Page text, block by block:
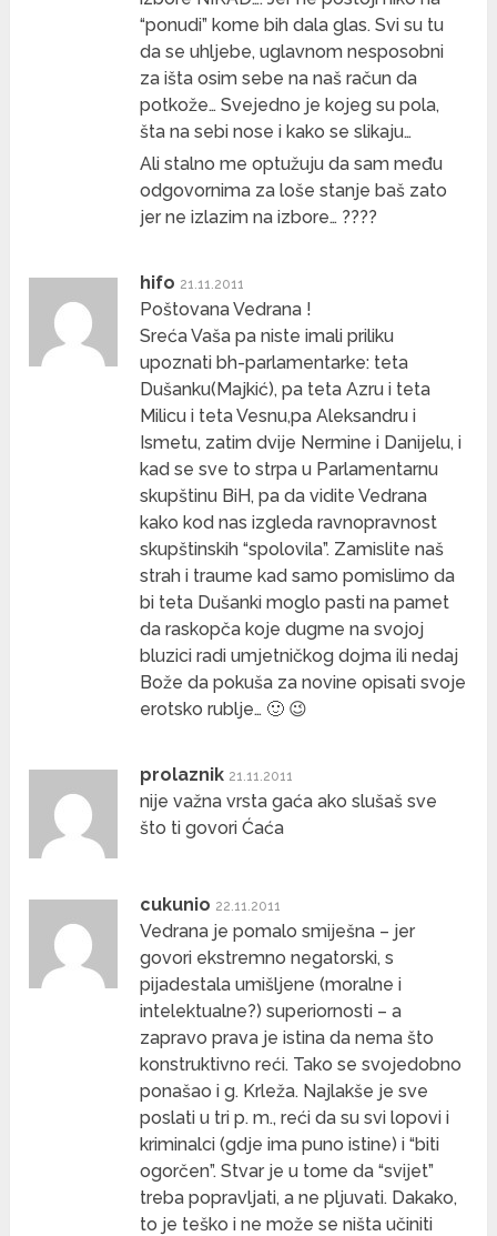
“ponudi” kome bih dala glas. Svi su tu
da se uhljebe, uglavnom nesposobni
za išta osim sebe na naš račun da
potkože… Svejedno je kojeg su pola,
šta na sebi nose i kako se slikaju…
Ali stalno me optužuju da sam među
odgovornima za loše stanje baš zato
jer ne izlazim na izbore… ????
hifo 21.11.2011
Poštovana Vedrana !
Sreća Vaša pa niste imali priliku
upoznati bh-parlamentarke: teta
Dušanku(Majkić), pa teta Azru i teta
Milicu i teta Vesnu,pa Aleksandru i
Ismetu, zatim dvije Nermine i Danijelu, i
kad se sve to strpa u Parlamentarnu
skupštinu BiH, pa da vidite Vedrana
kako kod nas izgleda ravnopravnost
skupštinskih “spolovila”. Zamislite naš
strah i traume kad samo pomislimo da
bi teta Dušanki moglo pasti na pamet
da raskopča koje dugme na svojoj
bluzici radi umjetničkog dojma ili nedaj
Bože da pokuša za novine opisati svoje
erotsko rublje… 🙂 😉
prolaznik 21.11.2011
nije važna vrsta gaća ako slušaš sve
što ti govori Ćaća
cukunio 22.11.2011
Vedrana je pomalo smiješna – jer
govori ekstremno negatorski, s
pijadestala umišljene (moralne i
intelektualne?) superiornosti – a
zapravo prava je istina da nema što
konstruktivno reći. Tako se svojedobno
ponašao i g. Krleža. Najlakše je sve
poslati u tri p. m., reći da su svi lopovi i
kriminalci (gdje ima puno istine) i “biti
ogorčen”. Stvar je u tome da “svijet”
treba popravljati, a ne pljuvati. Dakako,
to je teško i ne može se ništa učiniti